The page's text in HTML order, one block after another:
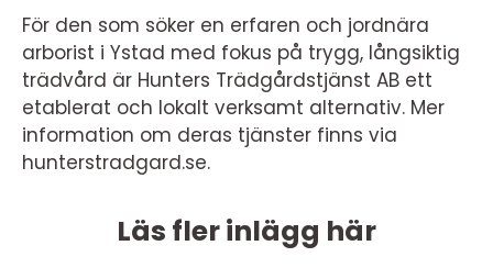
För den som söker en erfaren och jordnära
arborist i Ystad med fokus på trygg, långsiktig
trädvård är Hunters Trädgårdstjänst AB ett
etablerat och lokalt verksamt alternativ. Mer
information om deras tjänster finns via
hunterstradgard.se.
Läs fler inlägg här